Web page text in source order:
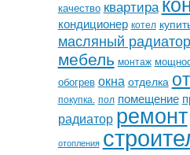
качество квартира
кондиционер котел
масляный радиатор
мебель монтаж
обогрев окна отделка
покупка. пол помещение
радиатор ремонт
отопления